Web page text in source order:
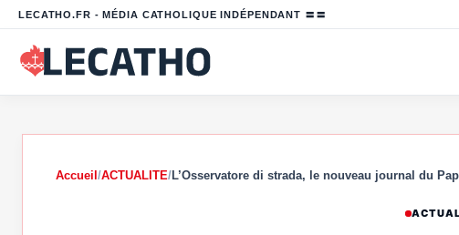
LECATHO.FR - MÉDIA CATHOLIQUE INDÉPENDANT 〓〓
Accueil /ACTUALITE/L’Osservatore di strada, le nouveau journal du